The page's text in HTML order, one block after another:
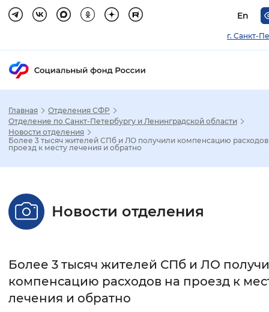
En
г. Санкт-
Настройка режима отображения
Стандартный
Без засечек С засечками
Главная
Отделения СФР
Отделение по Санкт-Петербургу и Ленинградской области
Новости отделения
Более 3 тысяч жителей СПб и ЛО получили компенсацию
проезд к месту лечения и обратно
Новости отделения
Более 3 тысяч жителей СПб и ЛО
компенсацию расходов на проезд к
лечения и обратно